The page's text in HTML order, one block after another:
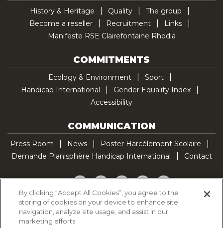
History & Heritage Quality
The group
Become a reseller
Recruitment
Links
Manifeste RSE Clairefontaine Rhodia
COMMITMENTS
Ecology & Environment
Sport
Handicap International
Gender Equality Index
Accessibility
COMMUNICATION
Press Room News
Poster Harcèlement Scolaire
Demande Planisphère Handicap International
Contact
Facebook
TwitterYouTubePinterestTikTok
Cookie Policy
By clicking “Accept All Cookies”, you agree to the
storing of cookies on your device to enhance site
navigation, analyze site usage, and assist in our
marketing efforts.